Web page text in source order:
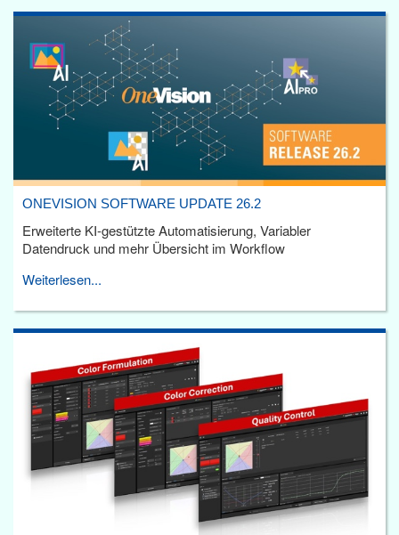
ONEVISION SOFTWARE UPDATE 26.2
Erweiterte KI-gestützte Automatisierung, Variabler
Datendruck und mehr Übersicht im Workflow
Weiterlesen...